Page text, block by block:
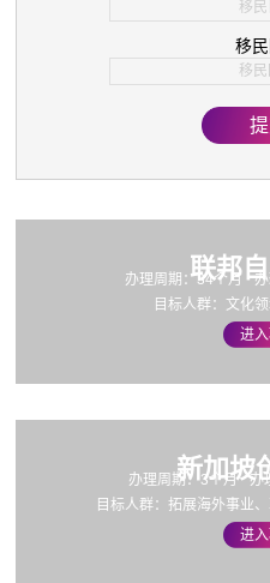
移民
子
移
移
联邦
办理周期：34个月
目标人群：文化
进入
新加坡
办理周期：3个月
办
目标人群：拓展海外事业
进入